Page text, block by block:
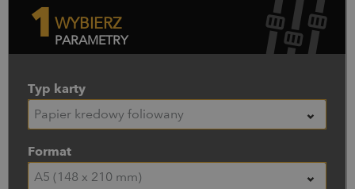
1 WYBIERZ
PARAMETRY
Typ karty
Papier kredowy foliowany
Format
A5 (148 x 210 mm)